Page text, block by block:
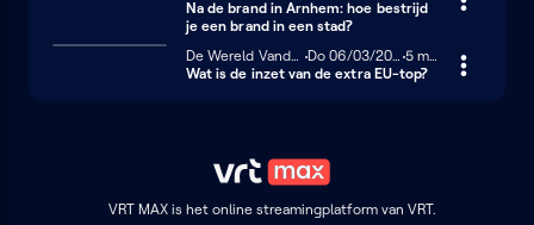
Na de brand in Arnhem: hoe bestrijd
je een brand in een stad?
De Wereld Vandaag Donderdag 6 maart 2025
Do 06/03/2025 5 minuten
5 min
Wat is de inzet van de extra EU-top?
VRT MAX is het online streamingplatform van VRT.